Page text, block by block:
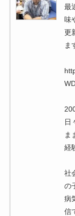
最
味
更
ま
日
ま
経
社
の
病
信